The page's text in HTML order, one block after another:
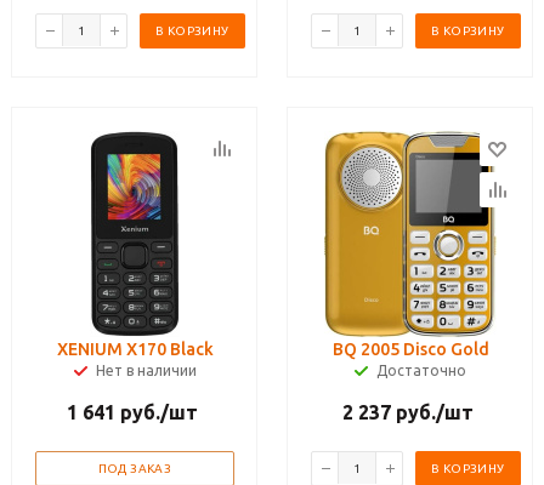
В КОРЗИНУ В КОРЗИНУ
XENIUM X170 Black
Нет в наличии
1 641 руб./шт
ПОД ЗАКАЗ
BQ 2005 Disco Gold
Достаточно
2 237 руб./шт
В КОРЗИНУ